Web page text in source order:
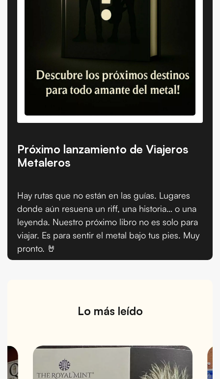
Próximo lanzamiento de Viajeros
Metaleros
Hay rutas que no están en las guías. Lugares
donde aún resuena un riff, una historia… o una
leyenda. Nuestro próximo libro no es solo para
viajar. Es para sentir el metal bajo tus pies. Muy
pronto. 🤘
Lo más leído